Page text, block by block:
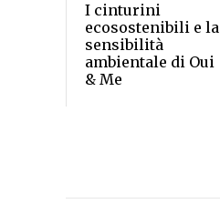
I cinturini
ecosostenibili e la
sensibilità
ambientale di Oui
& Me